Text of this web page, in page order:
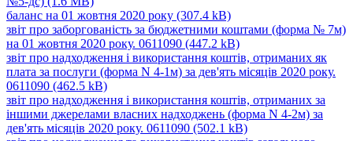
баланс на 01 жовтня 2020 року (307.4 kB)
звіт про заборгованість за бюджетними коштами (форма № 7м)
на 01 жовтня 2020 року. 0611090 (447.2 kB)
звіт про надходження і використання коштів, отриманих як
плата за послуги (форма N 4-1м) за дев'ять місяців 2020 року.
0611090 (462.5 kB)
звіт про надходження і використання коштів, отриманих за
іншими джерелами власних надходжень (форма N 4-2м) за
дев'ять місяців 2020 року. 0611090 (502.1 kB)